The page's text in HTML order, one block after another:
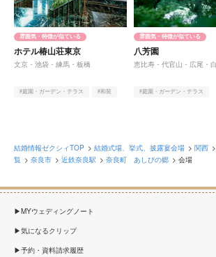
雰囲気・特徴が似ている
ホテル椿山荘東京
文京・池袋・練馬・板橋
#庭園・ガーデン・テラス
#和装
雰囲気・特徴が似ている
八芳園
恵比寿・代官山・広尾・
#庭園・ガーデン・テラス
結婚情報ゼクシィTOP 結婚式場、挙式、披露宴会場 関西
覧
奈良市 近鉄奈良駅 奈良町 あしびの郷 会場
MYウェディングノート
気になるクリップ
予約・資料請求履歴